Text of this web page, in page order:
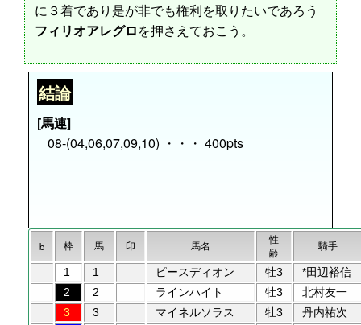
に３着であり是が非でも権利を取りたいであろう
フィリオアレグロを押さえておこう。
結論
[馬連]
08-(04,06,07,09,10) ・・・ 400pts
b 枠 馬 印 馬名
性
齢
騎手
1 1 ピースディオン 牡3
*田辺裕信
2
2 ラインハイト 牡3
北村友一
3
3 マイネルソラス 牡3
丹内祐次